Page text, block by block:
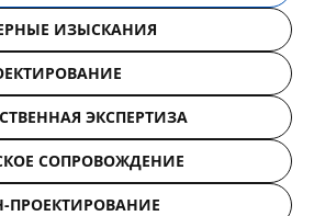
ИЗЫСКАНИЯ
ЭКСПЕРТИЗА
СОПРОВОЖДЕНИЕ
ПРОЕКТИРОВАНИЕ